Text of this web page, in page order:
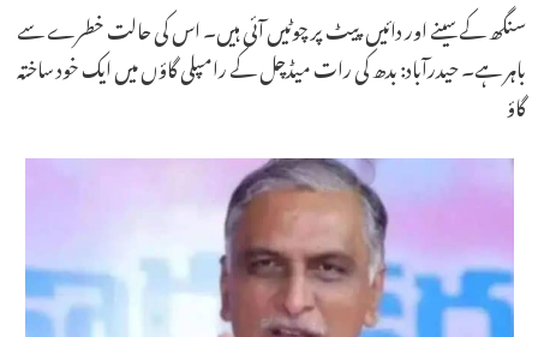
سنگھ کے سینے اور دائیں پیٹ پر چوٹیں آئی ہیں۔ اس کی حالت خطرے سے
باہر ہے۔ حیدرآباد: بدھ کی رات میڈچل کے رامپلی گاؤں میں ایک خود ساختہ
گاؤ